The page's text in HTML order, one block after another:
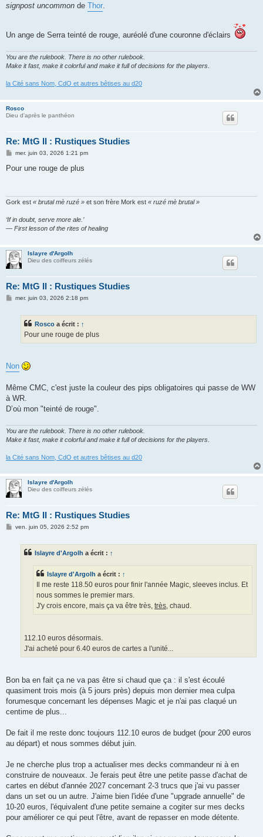
signpost uncommon de Thor.
Un ange de Serra teinté de rouge, auréolé d'une couronne d'éclairs
You are the rulebook. There is no other rulebook.
Make it fast, make it colorful and make it full of decisions for the players
la Cité sans Nom, CdO et autres bêtises au d20
Rosco
Dieu d'après le panthéon
Re: MtG II : Rustiques Studies
M
s
mer. juin 03, 2026 1:21 pm
Pour une rouge de plus
Gork est « brutal mè ruzé » et son frère Mork est « ruzé mè brutal »
‘If in doubt, serve more ale.’
— First lesson of the rites of healing
Islayre d'Argolh
Dieu des coiffeurs zélés
Re: MtG II : Rustiques Studies
Mmer. juin 03, 2026 2:18 pm
Rosco a écrit : ↑
Pour une rouge de plus
Non
Même CMC, c'est juste la couleur des pips obligatoires qui passe de WW
à WR.
D’où mon "teinté de rouge".
You are the rulebook. There is no other rulebook.
Make it fast, make it colorful and make it full of decisions for the players
la Cité sans Nom, CdO et autres bêtises au d20
Islayre d'Argolh
Dieu des coiffeurs zélés
Re: MtG II : Rustiques Studies
Mven. juin 05, 2026 2:52 pm
Islayre d'Argolh a écrit : ↑
Islayre d'Argolh a écrit : ↑
Il me reste 118.50 euros pour finir l'année Magic, sleeves inclus. Et
nous sommes le premier mars.
J'y crois encore, mais ça va être très, très, chaud.
112.10 euros désormais.
J'ai acheté pour 6.40 euros de cartes a l'unité...
Bon ba en fait ça ne va pas être si chaud que ça : il s'est écoulé
quasiment trois mois (à 5 jours près) depuis mon dernier mea culpa
forumesque concernant les dépenses Magic et je n'ai pas claqué un
centime de plus...
De fait il me reste donc toujours 112.10 euros de budget (pour 200 euros
au départ) et nous sommes début juin.
Je ne cherche plus trop a actualiser mes decks commandeur ni à en
construire de nouveaux. Je ferais peut être une petite passe d'achat de
cartes en début d'année 2027 concernant 2-3 trucs que j'ai vu passer
dans un set ou un autre. J'aime bien l'idée d'une "upgrade annuelle" de
10-20 euros, l'équivalent d'une petite semaine a cogiter sur mes decks
pour améliorer ce qui peut l'être, avant de repasser en mode détente.